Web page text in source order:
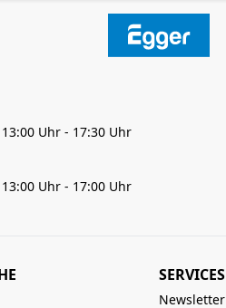
Uhr - 17:30 Uhr
Uhr - 17:00 Uhr
SERVICES
Newsletter